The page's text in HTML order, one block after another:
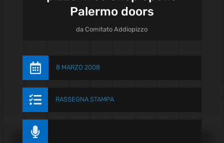
Palermo doors
daComitato Addiopizzo
 8 MARZO 2008
 RASSEGNA STAMPA
